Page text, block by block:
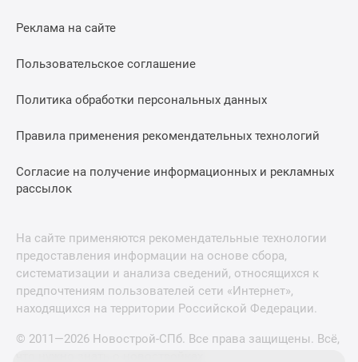
Реклама на сайте
Пользовательское соглашение
Политика обработки персональных данных
Правила применения рекомендательных технологий
Согласие на получение информационных и рекламных
рассылок
На сайте применяются рекомендательные технологии
предоставления информации на основе сбора,
систематизации и анализа сведений, относящихся к
предпочтениям пользователей сети «Интернет»,
находящихся на территории Российской Федерации.
© 2011—2026 Новострой-СПб. Все права защищены. Всё,